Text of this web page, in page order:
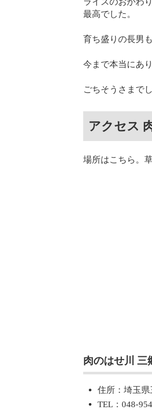
最高でした。
育ち盛りの長男
今まで本当にあ
ごちそうさまでし
アクセス
場所はこちら。
肉のはせ川 三
住所：埼玉
TEL：048-